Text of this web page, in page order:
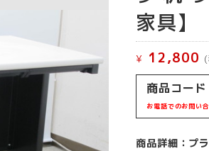
家具】
¥ 12,800
商品コー
お電話でのお問い
商品詳細：プ